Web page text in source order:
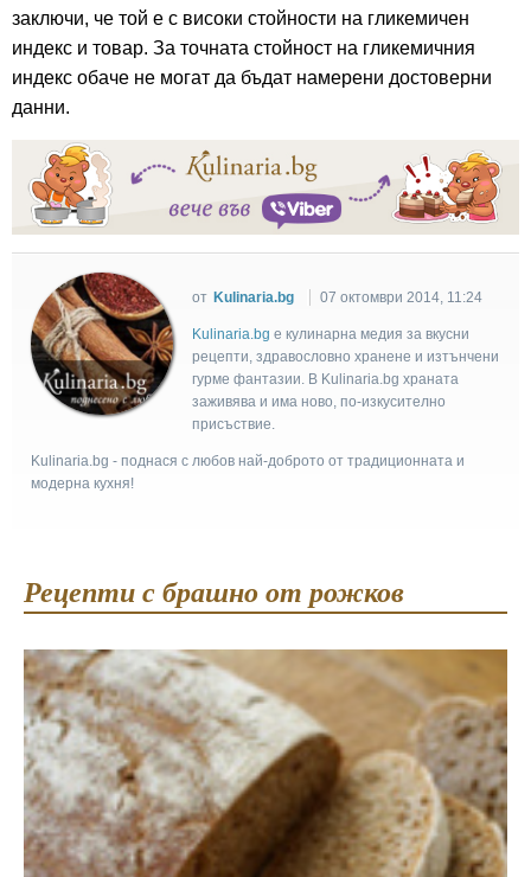
заключи, че той е с високи стойности на гликемичен
индекс и товар. За точната стойност на гликемичния
индекс обаче не могат да бъдат намерени достоверни
данни.
от Kulinaria.bg 07 октомври 2014, 11:24
Kulinaria.bg e кулинарна медия за вкусни
рецепти, здравословно хранене и изтънчени
гурме фантазии. В Kulinaria.bg храната
заживява и има ново, по-изкусително
присъствие.
Kulinaria.bg - поднася с любов най-доброто от традиционната и
модерна кухня!
Рецепти с брашно от рожков